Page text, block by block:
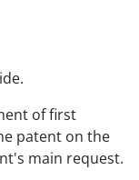
of first
patent on the
main request.